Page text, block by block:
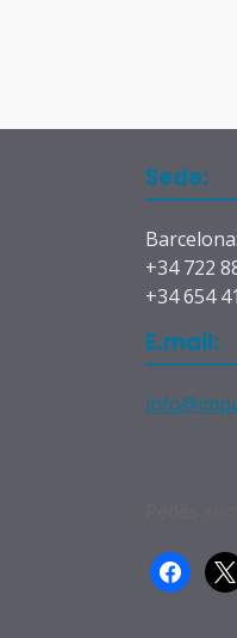
Sede:
+34 722
+34 654
E.mail:
facebook
x